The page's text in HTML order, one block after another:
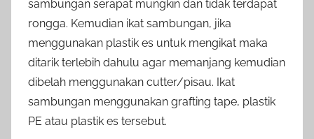
sambungan serapat mungkin dan tidak terdapat
rongga. Kemudian ikat sambungan, jika
menggunakan plastik es untuk mengikat maka
ditarik terlebih dahulu agar memanjang kemudian
dibelah menggunakan cutter/pisau. Ikat
sambungan menggunakan grafting tape, plastik
PE atau plastik es tersebut.